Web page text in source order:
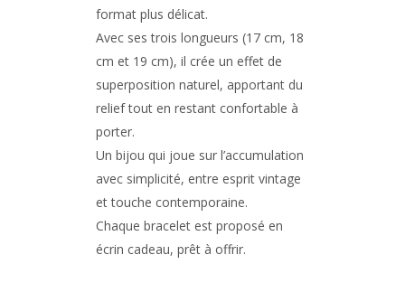
format plus délicat.
Avec ses trois longueurs (17 cm, 18
cm et 19 cm), il crée un effet de
superposition naturel, apportant du
relief tout en restant confortable à
porter.
Un bijou qui joue sur l’accumulation
avec simplicité, entre esprit vintage
et touche contemporaine.
Chaque bracelet est proposé en
écrin cadeau, prêt à offrir.